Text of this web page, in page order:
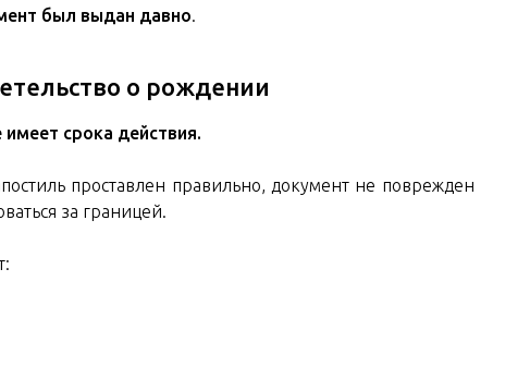
был выдан давно.
о рождении
срока действия.
проставлен правильно, документ не поврежден
за границей.